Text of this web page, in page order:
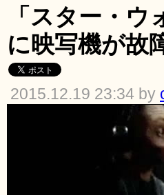
「スター・
に映写機が故
2015.12.19 23:34 by